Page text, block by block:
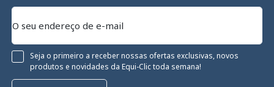
Seja o primeiro a receber nossas ofertas exclusivas, novos
produtos e novidades da Equi-Clic toda semana!